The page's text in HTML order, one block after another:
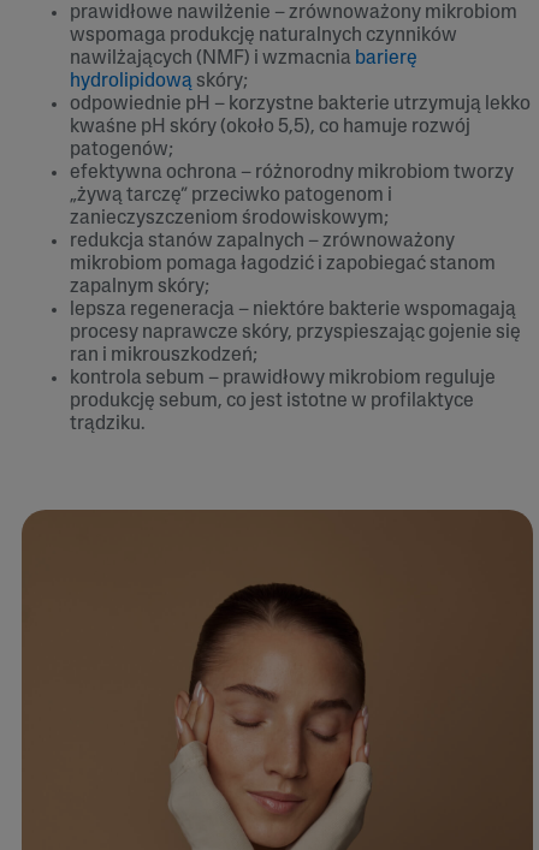
prawidłowe nawilżenie – zrównoważony mikrobiom
wspomaga produkcję naturalnych czynników
nawilżających (NMF) i wzmacnia barierę
hydrolipidową skóry;
odpowiednie pH – korzystne bakterie utrzymują lekko
kwaśne pH skóry (około 5,5), co hamuje rozwój
patogenów;
efektywna ochrona – różnorodny mikrobiom tworzy
„żywą tarczę” przeciwko patogenom i
zanieczyszczeniom środowiskowym;
redukcja stanów zapalnych – zrównoważony
mikrobiom pomaga łagodzić i zapobiegać stanom
zapalnym skóry;
lepsza regeneracja – niektóre bakterie wspomagają
procesy naprawcze skóry, przyspieszając gojenie się
ran i mikrouszkodzeń;
kontrola sebum – prawidłowy mikrobiom reguluje
produkcję sebum, co jest istotne w profilaktyce
trądziku.